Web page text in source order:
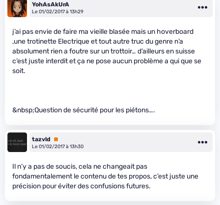
YohAsAkUrA
Le 01/02/2017 à 13h29
j’ai pas envie de faire ma vieille blasée mais un hoverboard
,une trotinette Electrique et tout autre truc du genre n’a
absolument rien a foutre sur un trottoir… d’ailleurs en suisse
c’est juste interdit et ça ne pose aucun problème a qui que se
soit.
&nbsp;Question de sécurité pour les piétons….
tazvld
Premium
Le 01/02/2017 à 13h30
Il n’y a pas de soucis, cela ne changeait pas
fondamentalement le contenu de tes propos, c’est juste une
précision pour éviter des confusions futures.